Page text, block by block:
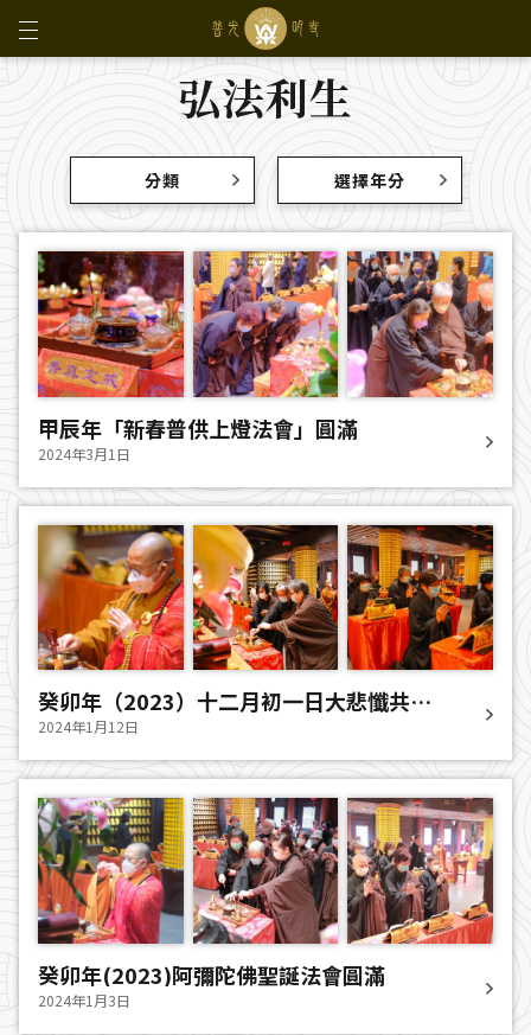
弘法利生
分類 選擇年分
甲辰年「新春普供上燈法會」圓滿
2024年3月1日
癸卯年（2023）十二月初一日大悲懺共修
法會圓滿
2024年1月12日
癸卯年(2023)阿彌陀佛聖誕法會圓滿
2024年1月3日